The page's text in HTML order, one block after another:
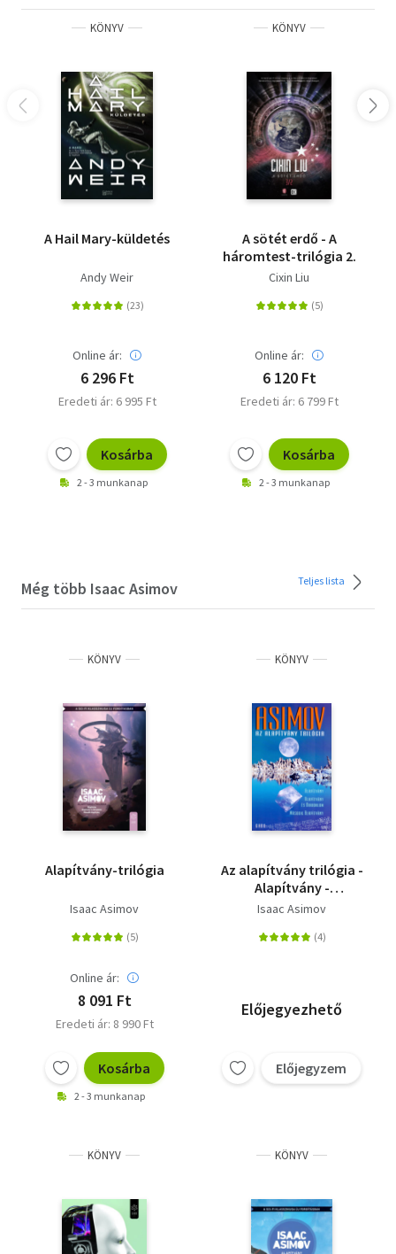
KÖNYV
A Hail Mary-küldetés
Andy Weir
Online ár:
6 296 Ft
Eredeti ár: 6 995 Ft
Kosárba
2 - 3 munkanap
KÖNYV
A sötét erdő - A
háromtest-trilógia 2.
Cixin Liu
Online ár:
6 120 Ft
Eredeti ár: 6 799 Ft
Kosárba
2 - 3 munkanap
Még több Isaac Asimov Teljes lista
KÖNYV
Alapítvány-trilógia
Isaac Asimov
Online ár:
8 091 Ft
Eredeti ár: 8 990 Ft
Kosárba
2 - 3 munkanap
KÖNYV
Az alapítvány trilógia -
Alapítvány -
Alapítvány és
alapítvány
Isaac Asimov
Előjegyezhető
Előjegyzem
KÖNYV KÖNYV